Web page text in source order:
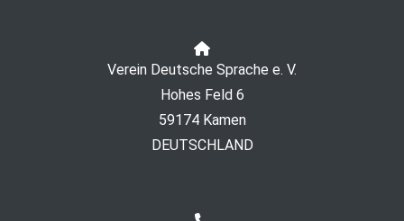
Verein Deutsche Sprache e. V.
Hohes Feld 6
59174 Kamen
DEUTSCHLAND